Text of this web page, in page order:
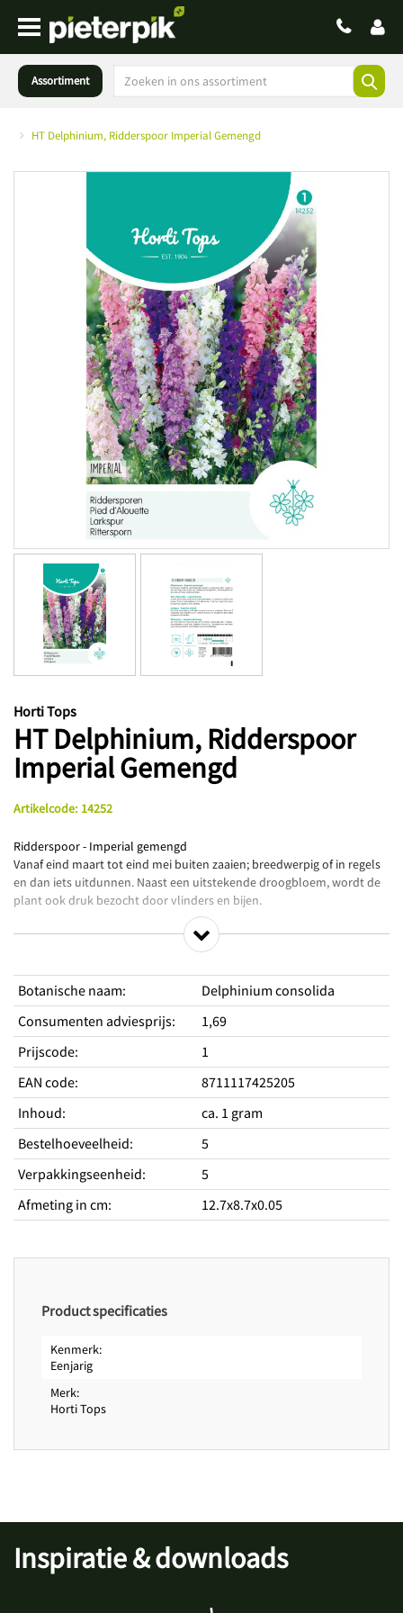
Assortiment
HT Delphinium, Ridderspoor Imperial Gemengd
Horti Tops
HT Delphinium, Ridderspoor
Imperial Gemengd
Artikelcode: 14252
Ridderspoor - Imperial gemengd
Vanaf eind maart tot eind mei buiten zaaien; breedwerpig of in regels
en dan iets uitdunnen. Naast een uitstekende droogbloem, wordt de
plant ook druk bezocht door vlinders en bijen.
Fraai mengsel
Hyacintbloemige trossen
Ook prachtig als snijbloem of border
Standplaats
Zaaien vollegrond
ja
Standplaats licht
Hoogte
80 cm
Type
Periodes
Zaaitijd buiten van
Zaaitijd buiten tot
mei
Bloeitijd van
Zaadkenmerken
Botanische naam:
Delphinium consolida
Consumenten adviesprijs:
1,69
Prijscode:
1
EAN code:
8711117425205
Inhoud:
ca. 1 gram
Bestelhoeveelheid:
5
Verpakkingseenheid:
5
Afmeting in cm: 12.7x8.7x0.05
Product specificaties
Kenmerk
Eenjarig
Merk
Horti Tops
Inspiratie & downloads